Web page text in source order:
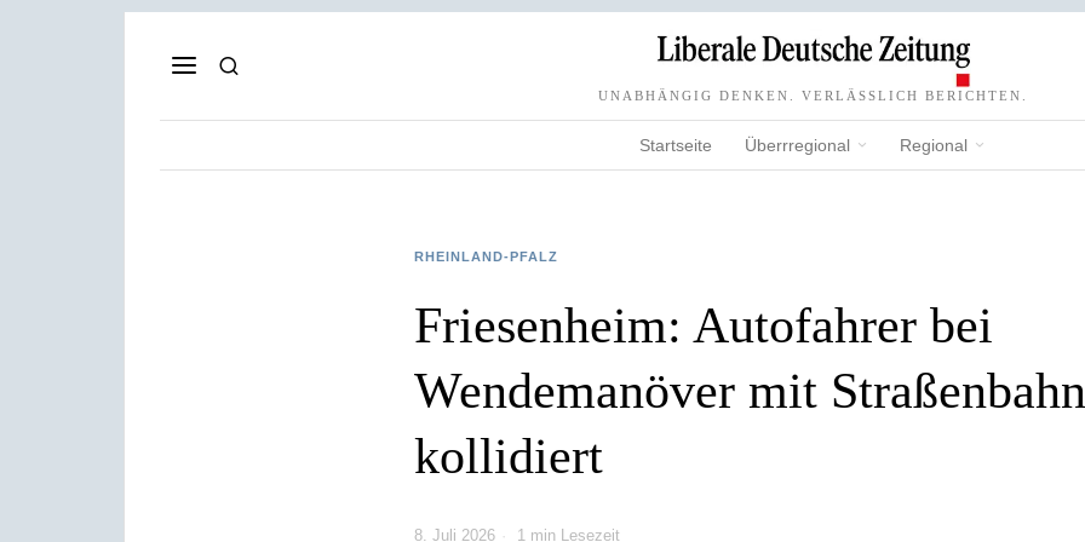
UNABHÄNGIG DENKEN. VERLÄSSLICH BERICHTEN.
Startseite Überrregional Regional
RHEINLAND-PFALZ
Friesenheim: Autofahrer bei
Wendemanöver mit Straßenbahn
kollidiert
8. Juli 2026 1 min Lesezeit